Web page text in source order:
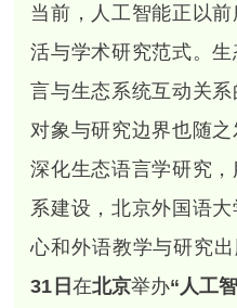
当前，人工智能正以
活与学术研究范式。
言与生态系统互动关
对象与研究边界也随
深化生态语言学研究
系建设，北京外国语
心和外语教学与研究
31日 在北京举办“人工